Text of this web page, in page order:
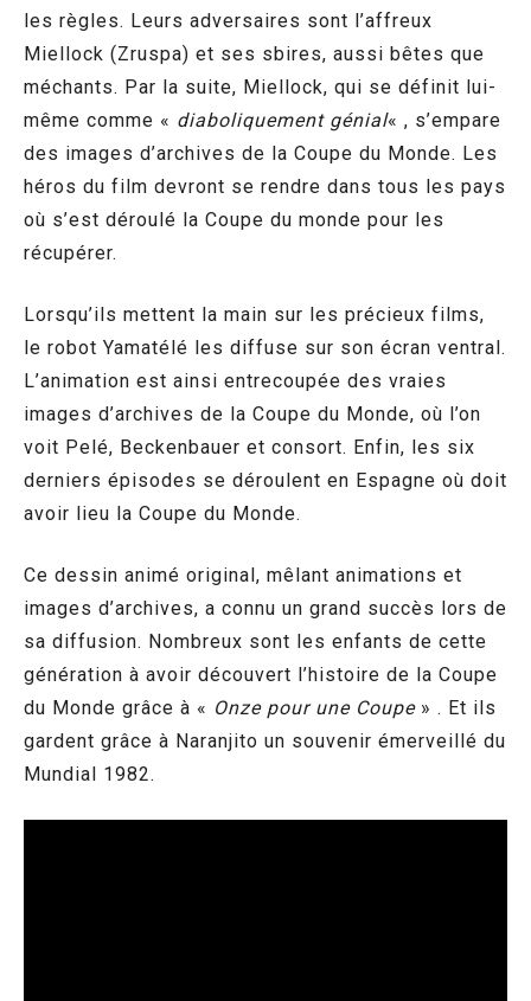
les règles. Leurs adversaires sont l’affreux
Miellock (Zruspa) et ses sbires, aussi bêtes que
méchants. Par la suite, Miellock, qui se définit lui-
même comme « diaboliquement génial« , s’empare
des images d’archives de la Coupe du Monde. Les
héros du film devront se rendre dans tous les pays
où s’est déroulé la Coupe du monde pour les
récupérer.
Lorsqu’ils mettent la main sur les précieux films,
le robot Yamatélé les diffuse sur son écran ventral.
L’animation est ainsi entrecoupée des vraies
images d’archives de la Coupe du Monde, où l’on
voit Pelé, Beckenbauer et consort. Enfin, les six
derniers épisodes se déroulent en Espagne où doit
avoir lieu la Coupe du Monde.
Ce dessin animé original, mêlant animations et
images d’archives, a connu un grand succès lors de
sa diffusion. Nombreux sont les enfants de cette
génération à avoir découvert l’histoire de la Coupe
du Monde grâce à « Onze pour une Coupe» . Et ils
gardent grâce à Naranjito un souvenir émerveillé du
Mundial 1982.